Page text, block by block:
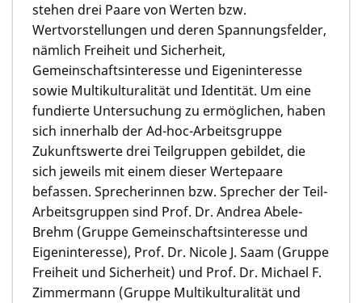
stehen drei Paare von Werten bzw.
Wertvorstellungen und deren Spannungsfelder,
nämlich Freiheit und Sicherheit,
Gemeinschaftsinteresse und Eigeninteresse
sowie Multikulturalität und Identität. Um eine
fundierte Untersuchung zu ermöglichen, haben
sich innerhalb der Ad-hoc-Arbeitsgruppe
Zukunftswerte drei Teilgruppen gebildet, die
sich jeweils mit einem dieser Wertepaare
befassen. Sprecherinnen bzw. Sprecher der Teil-
Arbeitsgruppen sind Prof. Dr. Andrea Abele-
Brehm (Gruppe Gemeinschaftsinteresse und
Eigeninteresse), Prof. Dr. Nicole J. Saam (Gruppe
Freiheit und Sicherheit) und Prof. Dr. Michael F.
Zimmermann (Gruppe Multikulturalität und